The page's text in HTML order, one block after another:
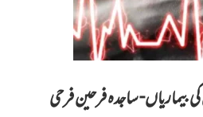
بیماریاں- ساجدہ فرحین فرحی